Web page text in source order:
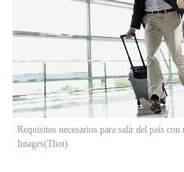
Requisitos necesarios para salir del país
Images(Thot)